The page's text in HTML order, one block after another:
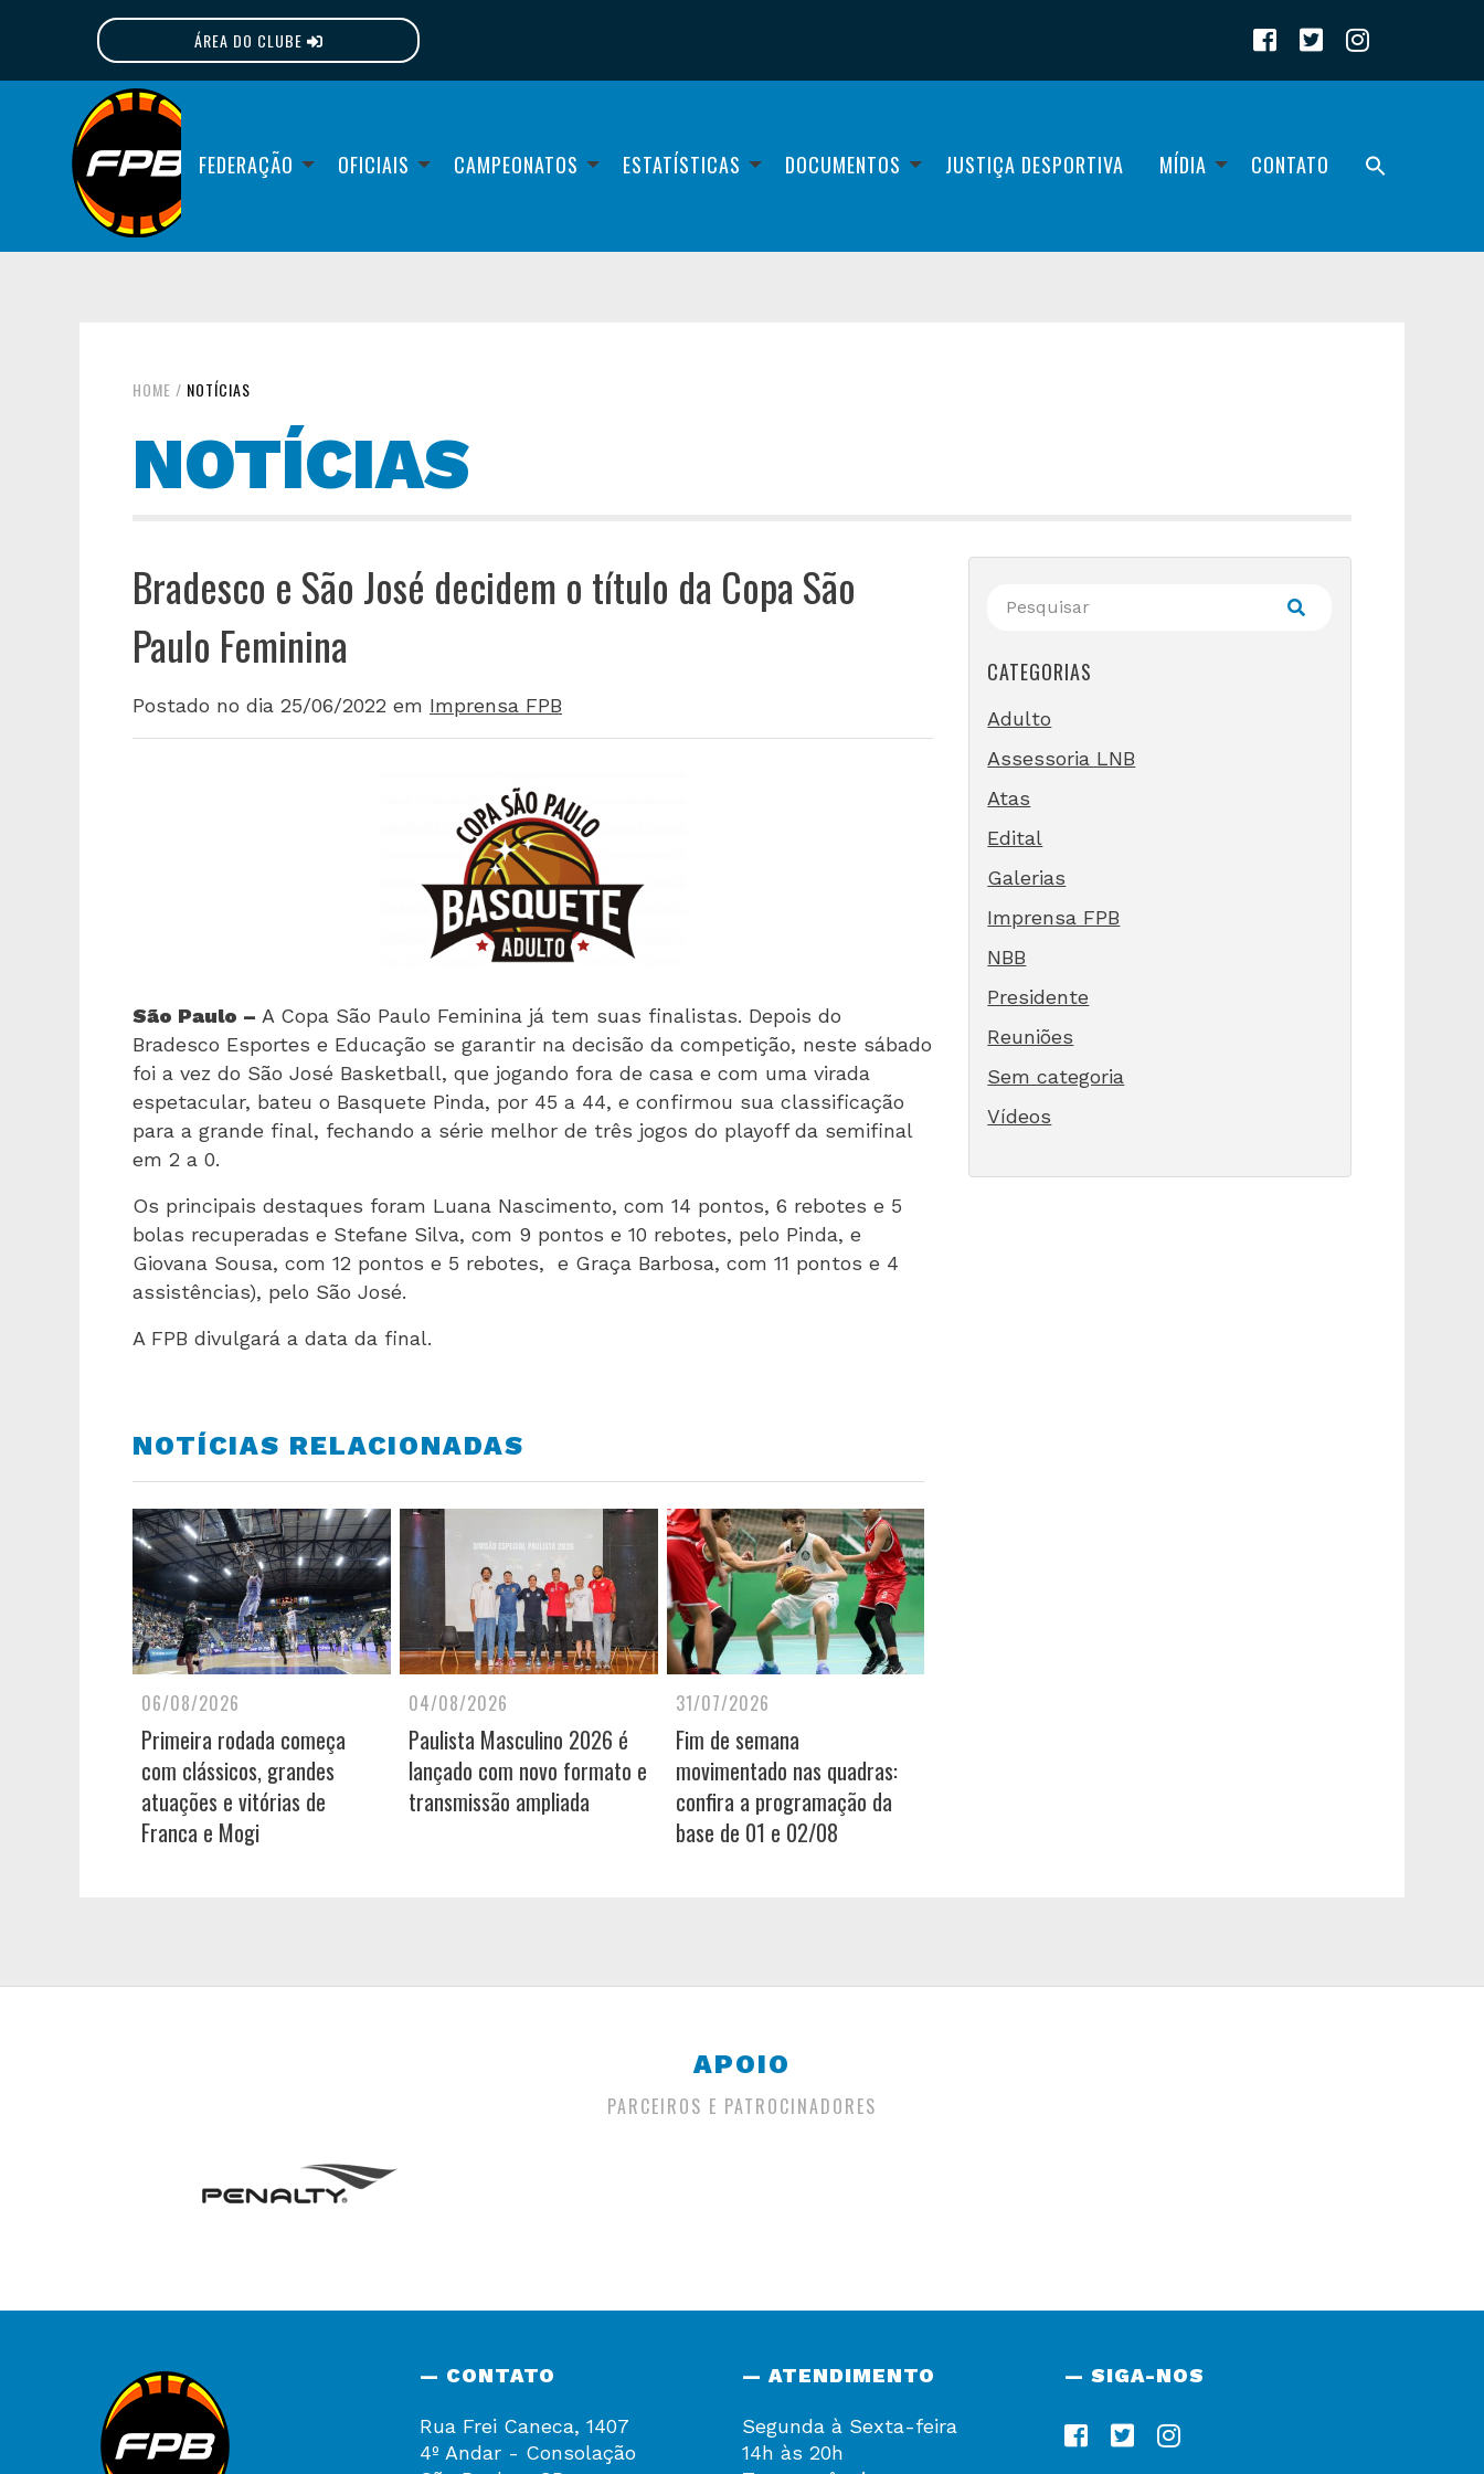
ÁREA DO CLUBE
FEDERAÇÃO OFICIAIS CAMPEONATOS ESTATÍSTICAS DOCUMENTOS JUSTIÇA DESPORTIVA MÍDIA CONTATO
HOME / NOTÍCIAS
NOTÍCIAS
Bradesco e São José decidem o título da Copa São
Paulo Feminina
Postado no dia 25/06/2022 em Imprensa FPB
São Paulo – A Copa São Paulo Feminina já tem suas finalistas. Depois do
Bradesco Esportes e Educação se garantir na decisão da competição, neste sábado
foi a vez do São José Basketball, que jogando fora de casa e com uma virada
espetacular, bateu o Basquete Pinda, por 45 a 44, e confirmou sua classificação
para a grande final, fechando a série melhor de três jogos do playoff da semifinal
em 2 a 0.
Os principais destaques foram Luana Nascimento, com 14 pontos, 6 rebotes e 5
bolas recuperadas e Stefane Silva, com 9 pontos e 10 rebotes, pelo Pinda, e
Giovana Sousa, com 12 pontos e 5 rebotes, e Graça Barbosa, com 11 pontos e 4
assistências), pelo São José.
A FPB divulgará a data da final.
NOTÍCIAS RELACIONADAS
06/08/2026
Primeira rodada começa
com clássicos, grandes
atuações e vitórias de
Franca e Mogi
04/08/2026
Paulista Masculino 2026 é
lançado com novo formato e
transmissão ampliada
31/07/2026
Fim de semana
movimentado nas quadras:
confira a programação da
base de 01 e 02/08
CATEGORIAS
Adulto
Assessoria LNB
Atas
Edital
Galerias
Imprensa FPB
NBB
Presidente
Reuniões
Sem categoria
Vídeos
APOIO
PARCEIROS E PATROCINADORES
— CONTATO
Rua Frei Caneca, 1407
4º Andar - Consolação
— ATENDIMENTO
Segunda à Sexta-feira
14h às 20h
— SIGA-NOS